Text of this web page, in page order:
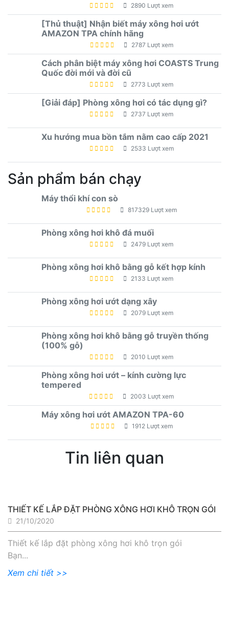
2890 Lượt xem
[Thủ thuật] Nhận biết máy xông hơi ướt
AMAZON TPA chính hãng
2787 Lượt xem
Cách phân biệt máy xông hơi COASTS Trung
Quốc đời mới và đời cũ
2773 Lượt xem
[Giải đáp] Phòng xông hơi có tác dụng gì?
2737 Lượt xem
Xu hướng mua bồn tắm nằm cao cấp 2021
2533 Lượt xem
Sản phẩm bán chạy
Máy thổi khí con sò
817329 Lượt xem
Phòng xông hơi khô đá muối
2479 Lượt xem
Phòng xông hơi khô bằng gỗ kết hợp kính
2133 Lượt xem
Phòng xông hơi ướt dạng xây
2079 Lượt xem
Phòng xông hơi khô bằng gỗ truyền thống
(100% gỗ)
2010 Lượt xem
Phòng xông hơi ướt – kính cường lực
tempered
2003 Lượt xem
Máy xông hơi ướt AMAZON TPA-60
1912 Lượt xem
Tin liên quan
THIẾT KẾ LẮP ĐẶT PHÒNG XÔNG HƠI KHÔ TRỌN GÓI
21/10/2020
Thiết kế lắp đặt phòng xông hơi khô trọn gói
Bạn...
Xem chi tiết >>